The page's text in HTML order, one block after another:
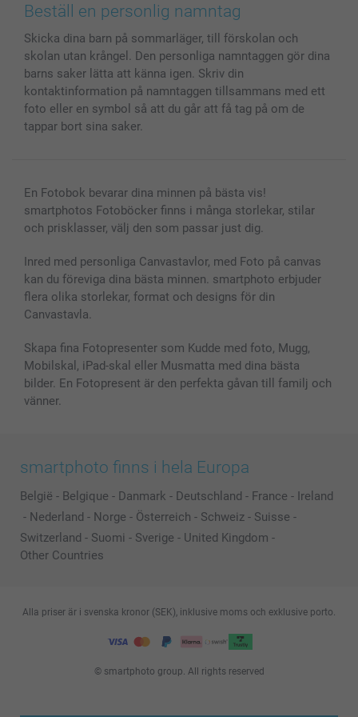
Bilder, Fotoförstoring & Fotohäften
Skal till Mobil & Surfplatta
MyNameBook
Fotoalmanackor & Fotoagenda
Fotoramar & Tillbehör
Presentkort
Alla fotoprodukter
Cookie Policy
Villkor och garantier
Investor Relations
smartgaranti
Priser & betalning
Status på beställningar
Beställ en personlig namntag
Skicka dina barn på sommarläger, till förskolan och
skolan utan krångel. Den personliga namntaggen gör dina
barns saker lätta att känna igen. Skriv din
kontaktinformation på namntaggen tillsammans med ett
foto eller en symbol så att du går att få tag på om de
tappar bort sina saker.
En Fotobok bevarar dina minnen på bästa vis!
smartphotos Fotoböcker finns i många storlekar, stilar
och prisklasser, välj den som passar just dig.
Inred med personliga Canvastavlor, med Foto på canvas
kan du föreviga dina bästa minnen. smartphoto erbjuder
flera olika storlekar, format och designs för din
Canvastavla.
Skapa fina Fotopresenter som Kudde med foto, Mugg,
Mobilskal, iPad-skal eller Musmatta med dina bästa
bilder. En Fotopresent är den perfekta gåvan till familj och
vänner.
smartphoto finns i hela Europa
België - Belgique - Danmark - Deutschland - France - Ireland
- Nederland - Norge - Österreich - Schweiz - Suisse -
Switzerland - Suomi - Sverige - United Kingdom -
Other Countries
© smartphoto group. All rights reserved
Alla priser är i svenska kronor (SEK), inklusive moms och exklusive porto.